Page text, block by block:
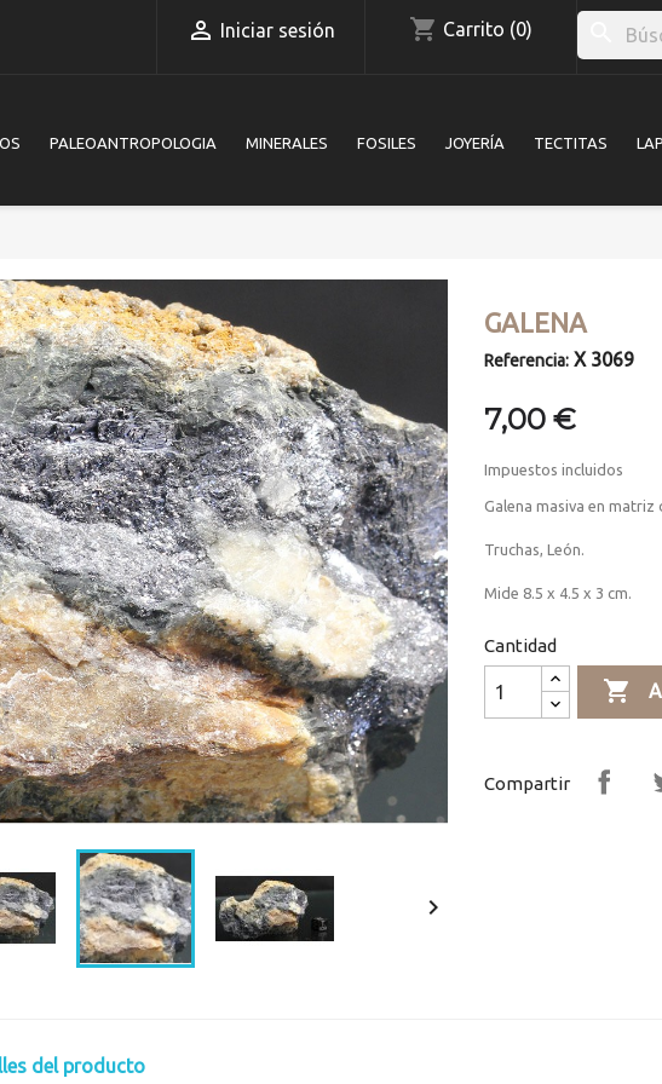
 Iniciar sesión shopping_cart Carrito (0)
PALEOANTROPOLOGIA MINERALES FOSILES JOYERÍA TECTITAS

GALENA
Referencia: X 3069
7,00 €
Impuestos incluidos
Galena masiva en matriz
Truchas, León.
Mide 8.5 x 4.5 x 3 cm.
Cantidad

Compartir
del producto